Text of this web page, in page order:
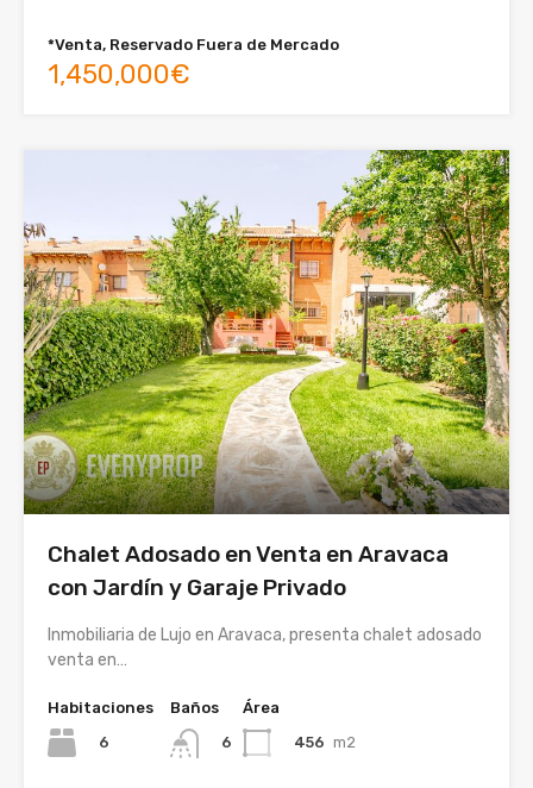
*Venta, Reservado Fuera de Mercado
1,450,000€
Chalet Adosado en Venta en Aravaca
con Jardín y Garaje Privado
Inmobiliaria de Lujo en Aravaca, presenta chalet adosado
venta en…
Habitaciones
6
Baños
6
Área
456 m2